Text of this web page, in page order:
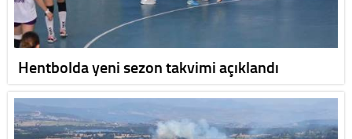
Hentbolda yeni sezon takvimi açıklandı